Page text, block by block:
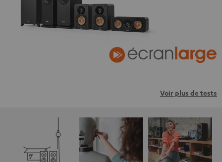
Voir plus de tests